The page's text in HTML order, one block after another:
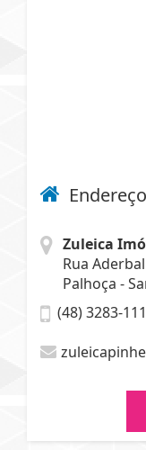
Endereço
Zuleica
Rua
Palhoça -
(48) 3283-